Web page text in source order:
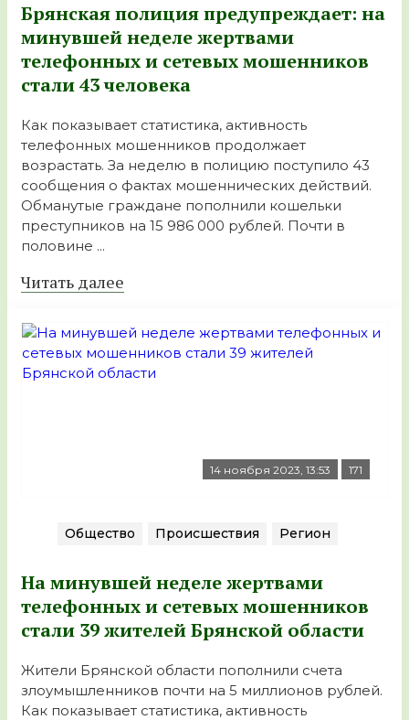
Брянская полиция предупреждает: на
минувшей неделе жертвами
телефонных и сетевых мошенников
стали 43 человека
Как показывает статистика, активность
телефонных мошенников продолжает
возрастать. За неделю в полицию поступило 43
сообщения о фактах мошеннических действий.
Обманутые граждане пополнили кошельки
преступников на 15 986 000 рублей. Почти в
половине ...
Читать далее
14 ноября 2023, 13:53 171
Общество Происшествия Регион
На минувшей неделе жертвами
телефонных и сетевых мошенников
стали 39 жителей Брянской области
Жители Брянской области пополнили счета
злоумышленников почти на 5 миллионов рублей.
Как показывает статистика, активность